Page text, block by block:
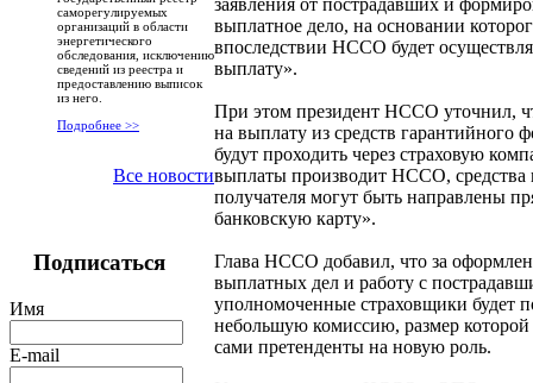
саморегулируемых
организаций в области
энергетического
обследования, исключению
сведений из реестра и
предоставлению выписок
из него.
Подробнее >>
Все новости
Подписаться
Имя
E-mail
выплатное дело, на основании
впоследствии НССО будет
выплату».
При этом президент НССО уточнил,
на выплату из средств гарантийного
будут проходить через страховую
выплаты производит НССО,
получателя могут быть направлены
банковскую карту».
Глава НССО добавил, что за
выплатных дел и работу с
уполномоченные страховщики будет
небольшую комиссию, размер которой
сами претенденты на новую роль.